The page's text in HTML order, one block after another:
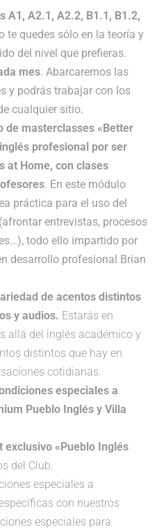
A1, A2.1, A2.2, B1.1, B1.2,
te quedes sólo en la teoría y
del nivel que prefieras.
mes. Abarcaremos las
y podrás trabajar con los
cualquier sitio.
masterclasses «Better
profesional por ser
at Home, con clases
. En este módulo
práctica para el uso del
entrevistas, procesos
todo ello impartido por
desarrollo profesional Brian
de acentos distintos
y audios. Estarás en
allá del inglés académico y
distintos que hay en
cotidianas.
especiales a
Pueblo Inglés y Villa
exclusivo «Pueblo Inglés
del Club.
especiales a
con nuestros
especiales para